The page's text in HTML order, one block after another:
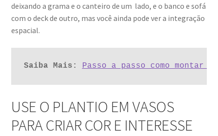
deixando a grama e o canteiro de um lado, e o banco e sofá
com o deck de outro, mas você ainda pode ver a integração
espacial.
Saiba Mais: Passo a passo como montar
USE O PLANTIO EM VASOS
PARA CRIAR COR E INTERESSE